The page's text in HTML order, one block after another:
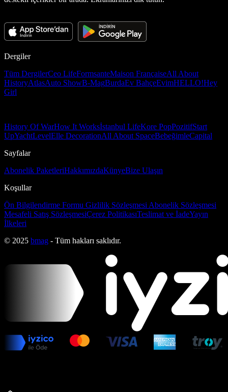
Dergiler
Tüm DergilerCeo LifeFormsanteMaison FrançaiseAll About
HistoryAtlasAuto ShowB-MagBurdaEv BahçeEvimHELLO!Hey
Girl
History Of WarHow It Worksİstanbul LifeKore PopPozitifStart
UpYachtLevelElle DecorationAll About SpaceBebeğimleCapital
Sayfalar
Abonelik PaketleriHakkımızdaKünyeBize Ulaşın
Koşullar
Ön Bilgilendirme Formu Gizlilik Sözleşmesi Abonelik Sözleşmesi
Mesafeli Satış SözleşmesiÇerez PolitikasıTeslimat ve İadeYayın
İlkeleri
© 2025 bmag - Tüm hakları saklıdır.